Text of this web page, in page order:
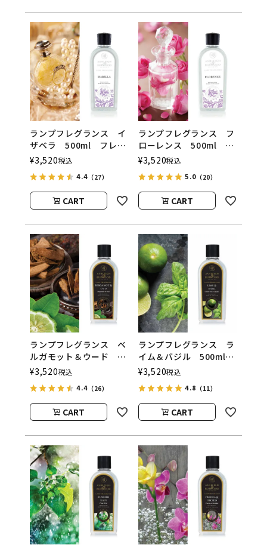
ランプフレグランス イ
ザベラ 500ml フレグ
ランスランプ用オイル
ASHLEIGH&BURWOOD
（アシュレイアンドバー
ウッド）
¥3,520税込
4.4 （27）
CART
ランプフレグランス フ
ローレンス 500ml フ
レグランスランプ用オイ
ル
ASHLEIGH&BURWOOD
（アシュレイアンドバー
ウッド）
¥3,520税込
5.0（20）
CART
ランプフレグランス ベ
ルガモット＆ウード
500ml フレグランスラ
ンプ用オイル
ASHLEIGH&BURWOOD
（アシュレイアンドバー
ウッド）
¥3,520税込
4.4 （26）
CART
ランプフレグランス ラ
イム＆バジル 500ml
フレグランスランプ用オ
イル
ASHLEIGH&BURWOOD
（アシュレイアンドバー
ウッド）
¥3,520税込
4.8 （11）
CART